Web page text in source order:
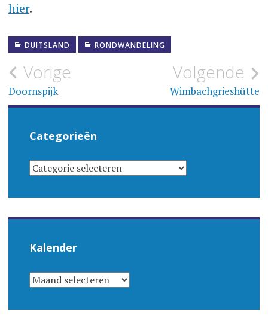
hier.
DUITSLAND RONDWANDELING
Bericht
navigatie
Vorige
Doornspijk
Volgende
Wimbachgrieshütte
Categorieën
CATEGORIEËN
Kalender
KALENDER